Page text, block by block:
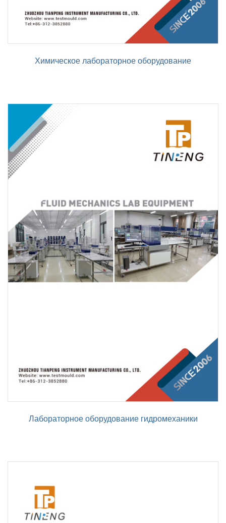
Химическое лабораторное оборудование
Лабораторное оборудование гидромеханики